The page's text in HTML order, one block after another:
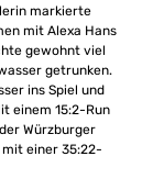
markierte
mit Alexa Hans
gewohnt viel
getrunken.
ins Spiel und
einem 15:2-Run
Würzburger
einer 35:22-